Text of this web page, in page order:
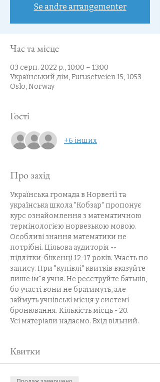
Se andre arrangementer
Час та місце
03 серп. 2022 р., 10:00 – 13:00
Український дім, Furusetveien 15, 1053
Oslo, Norway
Гості
+6 інших
Про захід
Українська громада в Норвегії та
українська школа "Кобзар" пропонує
курс ознайомлення з математичною
термінологією норвезькою мовою.
Особливі знання математики не
потрібні. Цільова аудиторія --
підлітки-біженці 12-17 років. Участь по
запису. При "купівлі" квитків вказуйте
лише ім"я учня. Не реєструйте батьків,
бо участі вони не братимуть, але
займуть учнівські місця у системі
бронювання. Кількість місць - 20.
Усі матеріали надаємо. Вхід вільний.
Квитки